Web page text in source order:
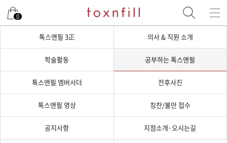
0
톡스앤필 3正 의사 & 직원 소개
학술활동 공부하는 톡스앤필
톡스앤필 앰버서더 전후사진
톡스앤필 영상 칭찬/불만 접수
공지사항 지점소개·오시는길